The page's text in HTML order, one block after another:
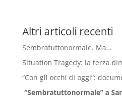
Altri articoli recenti
Sembratuttonormale. Ma…
Situation Tragedy: la terza
“Con gli occhi di oggi”:
“Sembratuttonormale” a